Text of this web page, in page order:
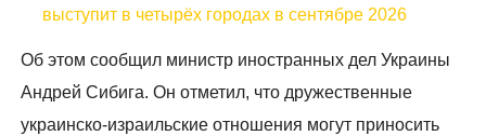
выступит в четырёх городах в сентябре 2026
Об этом сообщил министр иностранных дел Украины
Андрей Сибига. Он отметил, что дружественные
украинско-израильские отношения могут приносить